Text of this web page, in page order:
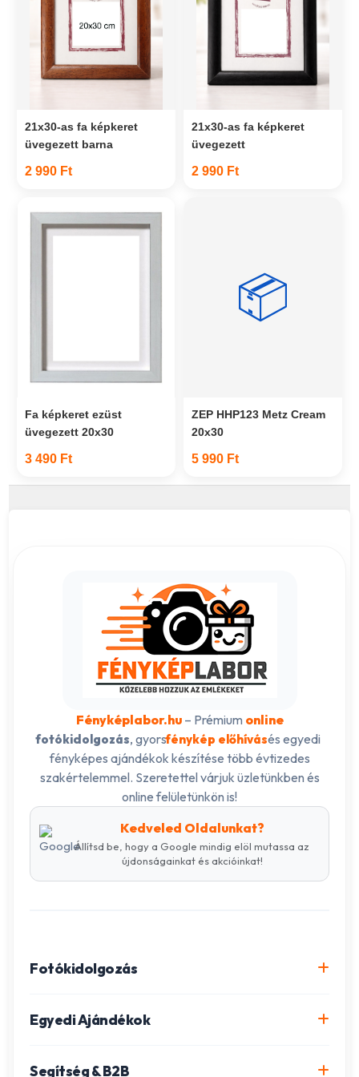
21x30-as fa képkeret
üvegezett barna
2 990 Ft
21x30-as fa képkeret
üvegezett
2 990 Ft
Fa képkeret ezüst
üvegezett 20x30
3 490 Ft
📦
ZEP HHP123 Metz Cream
20x30
5 990 Ft
Fényképlabor.hu– Prémium online
fotókidolgozás, gyorsfénykép előhívásés egyedi
fényképes ajándékok készítése több évtizedes
szakértelemmel. Szeretettel várjuk üzletünkben és
online felületünkön is!
Kedveled Oldalunkat?
Állítsd be, hogy a Google mindig elöl mutassa az
újdonságainkat és akcióinkat!
Fotókidolgozás
Egyedi Ajándékok
Segítség & B2B